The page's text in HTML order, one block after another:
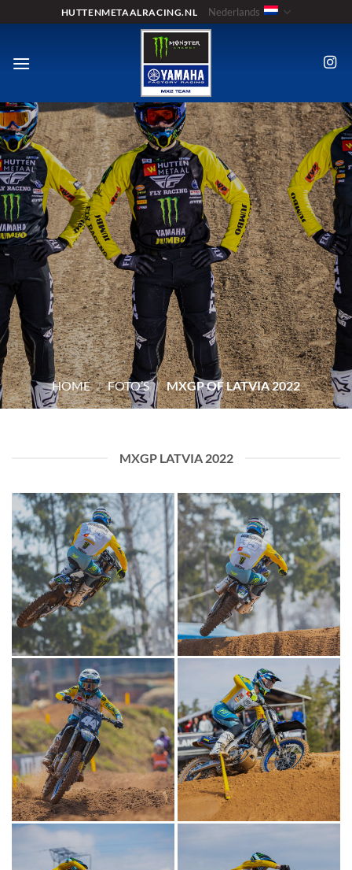
naar
HUTTENMETAALRACING.NL Nederlands
HOME / FOTO’S / MXGP OF LATVIA 2022
MXGP LATVIA 2022